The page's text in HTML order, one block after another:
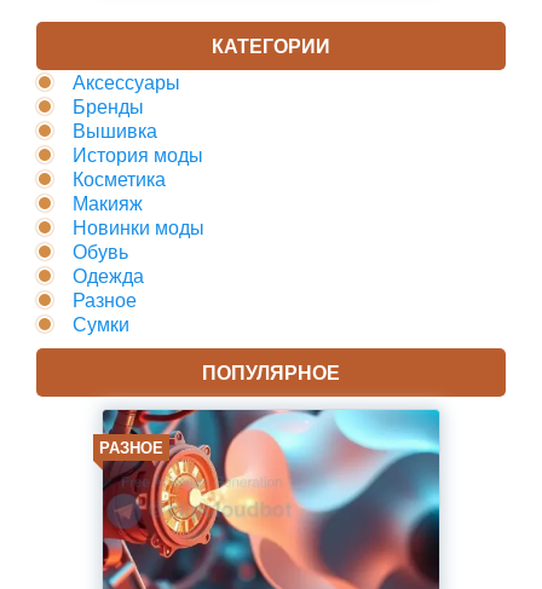
КАТЕГОРИИ
Аксессуары
Бренды
Вышивка
История моды
Косметика
Макияж
Новинки моды
Обувь
Одежда
Разное
Сумки
ПОПУЛЯРНОЕ
РАЗНОЕ